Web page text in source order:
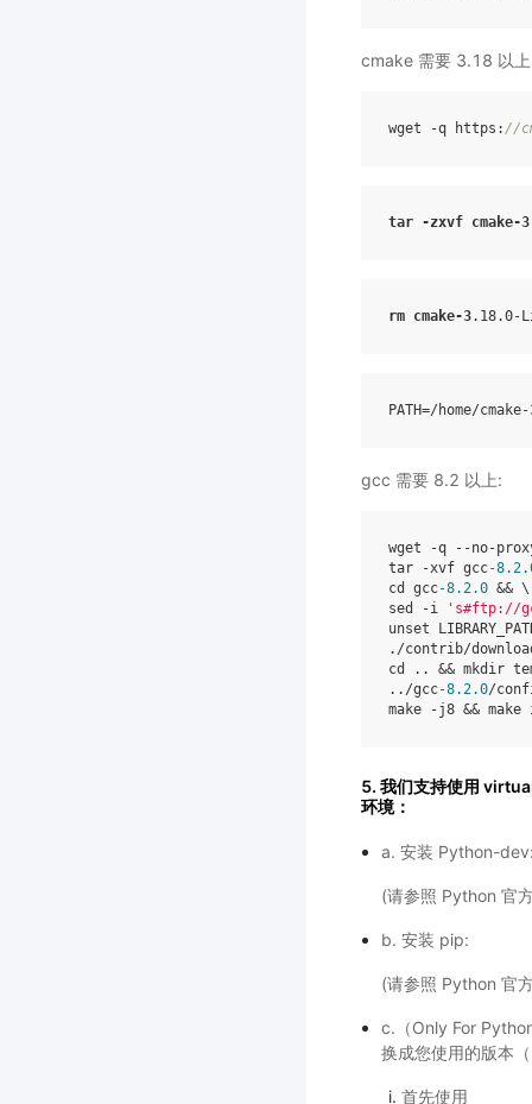
cmake 需要 3.18 以
wget -q https : //
tar -zxvf cmake-3
rm cmake-3.18.0-
gcc 需要 8.2 以上:
wget -q --no-
tar
-xvf gcc-8.2
cd
gcc-8.2.0 &&
sed
-i
's#ftp://
unset
./contrib/
cd
.. && mkdir
../gcc-8.2.0/
make
-j8 && make
5. 我们支持使用
环境：
a. 安装 Python-
(请参照 Python 官
b. 安装 pip:
(请参照 Python 官
c.（Only For
换成您使用的版本
首先使用